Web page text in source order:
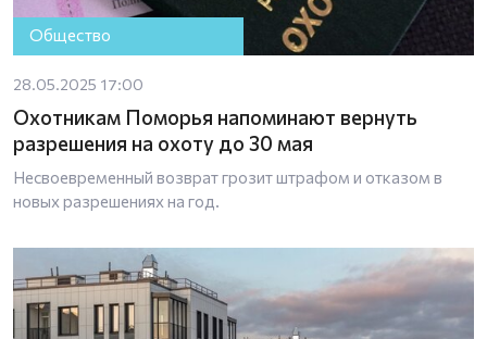
Общество
28.05.2025 17:00
Охотникам Поморья напоминают вернуть
разрешения на охоту до 30 мая
Несвоевременный возврат грозит штрафом и отказом в
новых разрешениях на год.